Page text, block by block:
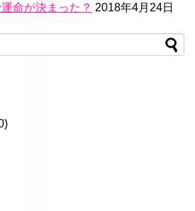
命が決まった？ 2018年4月24日